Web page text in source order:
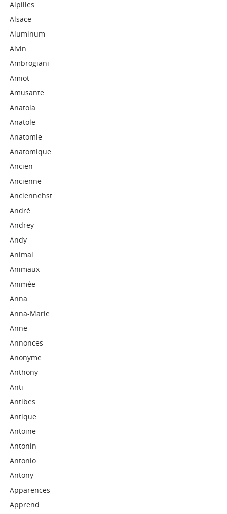
Alpilles
Alsace
Aluminum
Alvin
Ambrogiani
Amiot
Amusante
Anatola
Anatole
Anatomie
Anatomique
Ancien
Ancienne
Anciennehst
André
Andrey
Andy
Animal
Animaux
Animée
Anna
Anna-Marie
Anne
Annonces
Anonyme
Anthony
Anti
Antibes
Antique
Antoine
Antonin
Antonio
Antony
Apparences
Apprend